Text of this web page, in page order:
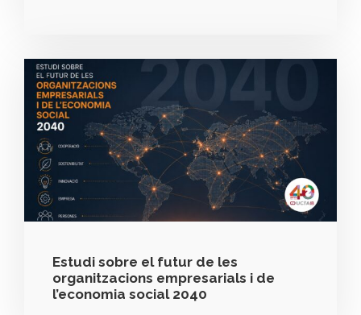
Estudi sobre el futur de les
organitzacions empresarials i de
l’economia social 2040